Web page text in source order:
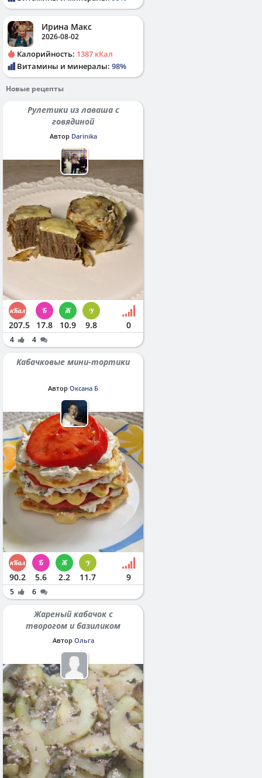
Ирина Макс
2026-08-02
Калорийность: 1387 кКал
Витамины и минералы: 98%
Новые рецепты
Рулетики из лаваша с
говядиной
Автор Darinika
207.5 17.8 10.9 9.8 0
4 4
Кабачковые мини-тортики
Автор Оксана Б
90.2 5.6 2.2 11.7 9
5 6
Жареный кабачок с
творогом и базиликом
Автор Ольга